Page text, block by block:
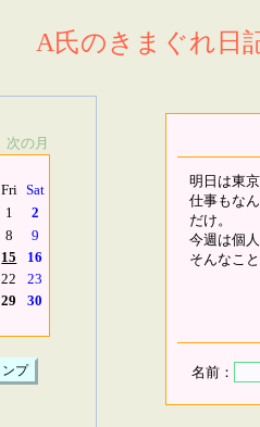
A氏のきまぐれ日
次の月
Fri Sat
1
2
8
9
15
16
22
23
29 30
明日は東
仕事もな
だけ。
今週は個
そんなこ
名前：